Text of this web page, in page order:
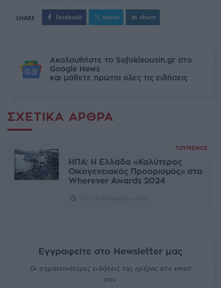
facebook tweet share
Ακολουθήστε το Sofokleousin.gr στο
Google News
και μάθετε πρώτοι όλες τις ειδήσεις
ΣΧΕΤΙΚΆ ΆΡΘΡΑ
ΤΟΥΡΙΣΜΌΣ
ΗΠΑ: Η Ελλάδα «Καλύτερος
Οικογενειακός Προορισμός» στα
Wherever Awards 2024
Εγγραφείτε στο Newsletter μας
Οι σημαντικότερες ειδήσεις της ημέρας στο email
σου